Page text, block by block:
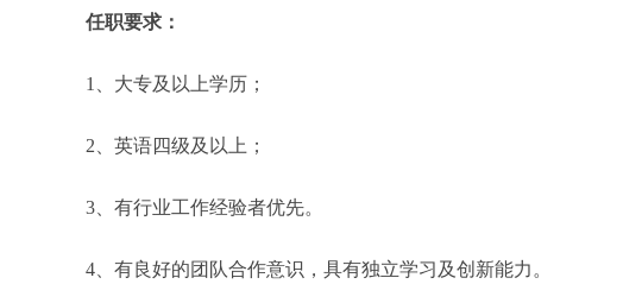
任职要求：
1、大专及以上学历；
2、英语四级及以上；
3、有行业工作经验者优先。
4、有良好的团队合作意识，具有独立学习及创新能力。